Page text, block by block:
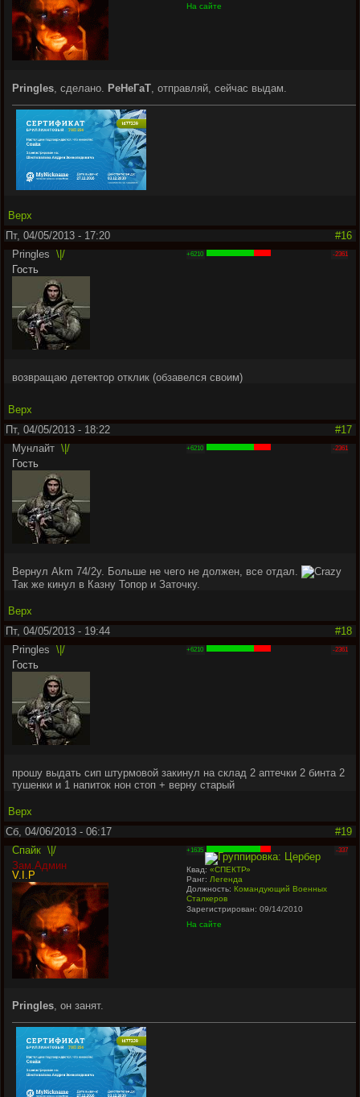
На сайте
Pringles , сделано. РеНеГаТ , отправляй, сейчас выдам.
Верх
Пт, 04/05/2013 - 17:20
#16
Pringles \|/
Гость
+6210 -2361
возвращаю детектор отклик (обзавелся своим)
Верх
Пт, 04/05/2013 - 18:22
#17
Мунлайт \|/
Гость
+6210 -2361
Вернул Akm 74/2y. Больше не чего не должен, все отдал.
Так же кинул в Казну Топор и Заточку.
Верх
Пт, 04/05/2013 - 19:44
#18
Pringles \|/
Гость
+6210 -2361
прошу выдать сип штурмовой закинул на склад 2 аптечки 2 бинта 2
тушенки и 1 напиток нон стоп + верну старый
Верх
Сб, 04/06/2013 - 06:17
#19
Спайк \|/
Зам.Админ
V.I.P
+1635 -337
Квад:«СПЕКТР»
Ранг: Легенда
Должность:Командующий Военных
Сталкеров
Зарегистрирован: 09/14/2010
На сайте
Pringles, он занят.